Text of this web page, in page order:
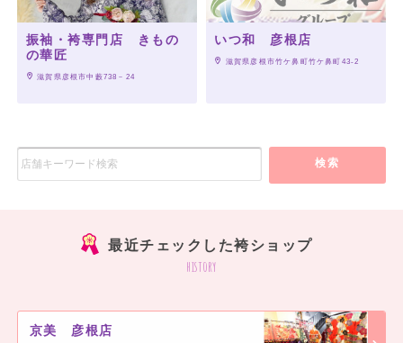
振袖・袴専門店 きもの
の華匠
滋賀県彦根市中藪738－24
いつ和 彦根店
滋賀県彦根市竹ケ鼻町竹ケ鼻町43-2
検索
最近チェックした袴ショップ
history
京美 彦根店